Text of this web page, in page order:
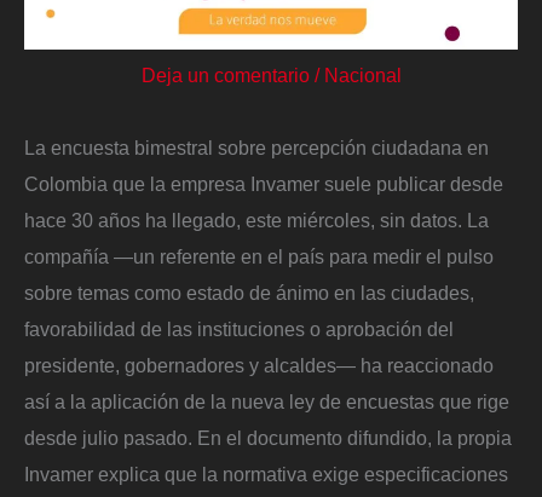
Deja un comentario / Nacional
La encuesta bimestral sobre percepción ciudadana en
Colombia que la empresa Invamer suele publicar desde
hace 30 años ha llegado, este miércoles, sin datos. La
compañía —un referente en el país para medir el pulso
sobre temas como estado de ánimo en las ciudades,
favorabilidad de las instituciones o aprobación del
presidente, gobernadores y alcaldes— ha reaccionado
así a la aplicación de la nueva ley de encuestas que rige
desde julio pasado. En el documento difundido, la propia
Invamer explica que la normativa exige especificaciones